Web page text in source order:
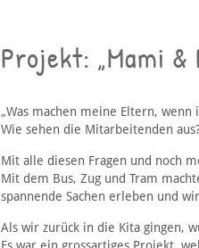
Projekt: „Mami &
„Was machen meine Eltern, wenn
Wie sehen die Mitarbeitenden
Mit alle diesen Fragen und noch
Mit dem Bus, Zug und Tram
spannende Sachen erleben und
Als wir zurück in die Kita gingen,